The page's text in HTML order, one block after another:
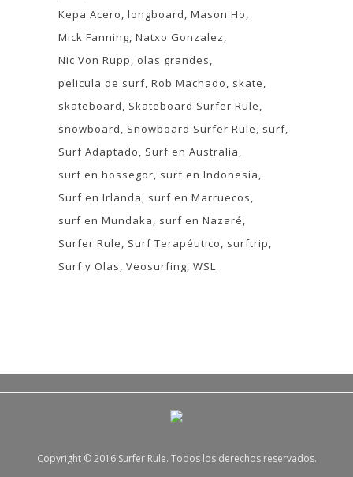
Kepa Acero longboard Mason Ho
Mick Fanning Natxo Gonzalez
Nic Von Rupp
olas grandes
pelicula de surf Rob Machado
skate
skateboard
Skateboard Surfer Rule
snowboard
Snowboard Surfer Rule
surf
Surf Adaptado
Surf en Australia
surf en hossegor surf en Indonesia
Surf en Irlanda
surf en Marruecos
surf en Mundaka
surf en Nazaré
Surfer Rule
Surf Terapéutico
surftrip
Surf y Olas Veosurfing WSL
Copyright © 2016 Surfer Rule. Todos los derechos reservados.